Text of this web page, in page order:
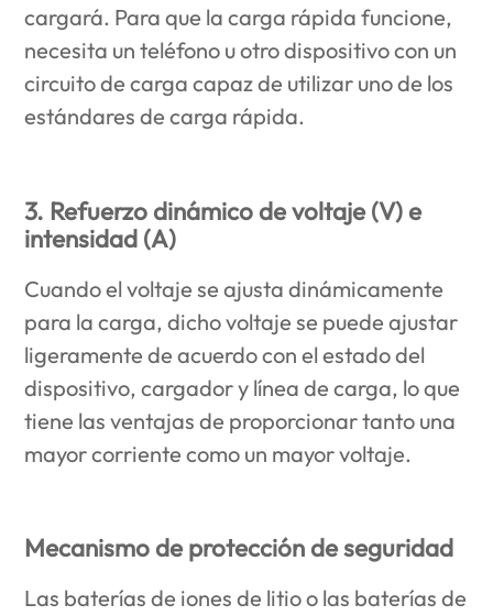
cargará. Para que la carga rápida funcione,
necesita un teléfono u otro dispositivo con un
circuito de carga capaz de utilizar uno de los
estándares de carga rápida.
3. Refuerzo dinámico de voltaje (V) e
intensidad (A)
Cuando el voltaje se ajusta dinámicamente
para la carga, dicho voltaje se puede ajustar
ligeramente de acuerdo con el estado del
dispositivo, cargador y línea de carga, lo que
tiene las ventajas de proporcionar tanto una
mayor corriente como un mayor voltaje.
Mecanismo de protección de seguridad
Las baterías de iones de litio o las baterías de